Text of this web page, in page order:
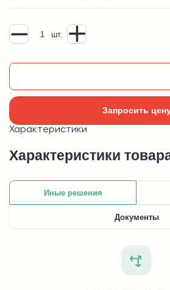
шт.
Запросить
Характеристики
Характеристики
Иные решения
Документы